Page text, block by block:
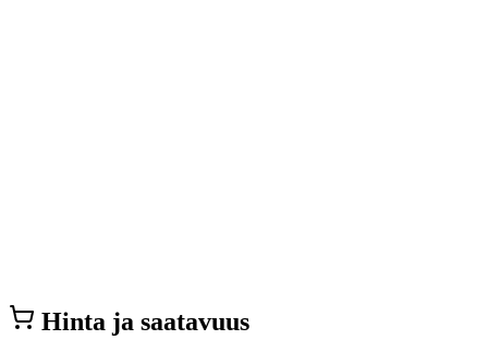
Hinta ja saatavuus